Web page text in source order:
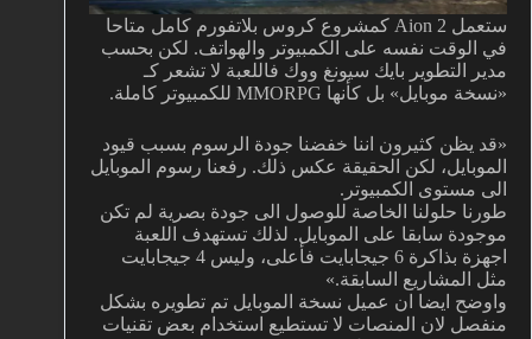
ستعمل Aion 2 كمشروع كروس بلاتفورم كامل متاحا
في الوقت نفسه على الكمبيوتر والهواتف. لكن بحسب
مدير التطوير بايك سيونغ ووك فاللعبة لا تشعر كـ
«نسخة موبايل» بل كأنها MMORPG للكمبيوتر كاملة.
«قد يظن كثيرون اننا خفضنا جودة الرسوم بسبب قيود
الموبايل، لكن الحقيقة عكس ذلك. رفعنا رسوم الموبايل
الى مستوى الكمبيوتر.
طورنا حلولنا الخاصة للوصول الى جودة بصرية لم تكن
موجودة سابقا على الموبايل. لذلك تستهدف اللعبة
اجهزة بذاكرة 6 جيجابايت فأعلى، وليس 4 جيجابايت
مثل المشاريع السابقة.»
واوضح ايضا ان عميل نسخة الموبايل تم تطويره بشكل
منفصل لان المنصات لا تستطيع استخدام بعض تقنيات